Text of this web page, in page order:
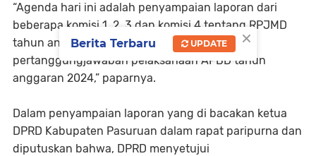
“Agenda hari ini adalah penyampaian laporan dari
beberapa komisi 1, 2, 3 dan komisi 4 tentang RPJMD
tahun anggaran 2025 – 2029 dan
pertanggungjawaban pelaksanaan APBD tahun
anggaran 2024,” paparnya.
Dalam penyampaian laporan yang di bacakan ketua
DPRD Kabupaten Pasuruan dalam rapat paripurna dan
diputuskan bahwa, DPRD menyetujui
×
Berita Terbaru UPDATE